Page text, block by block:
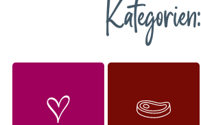
Kategorien: